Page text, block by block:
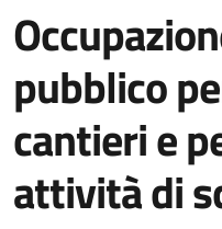
pubblico
cantieri e
attività di